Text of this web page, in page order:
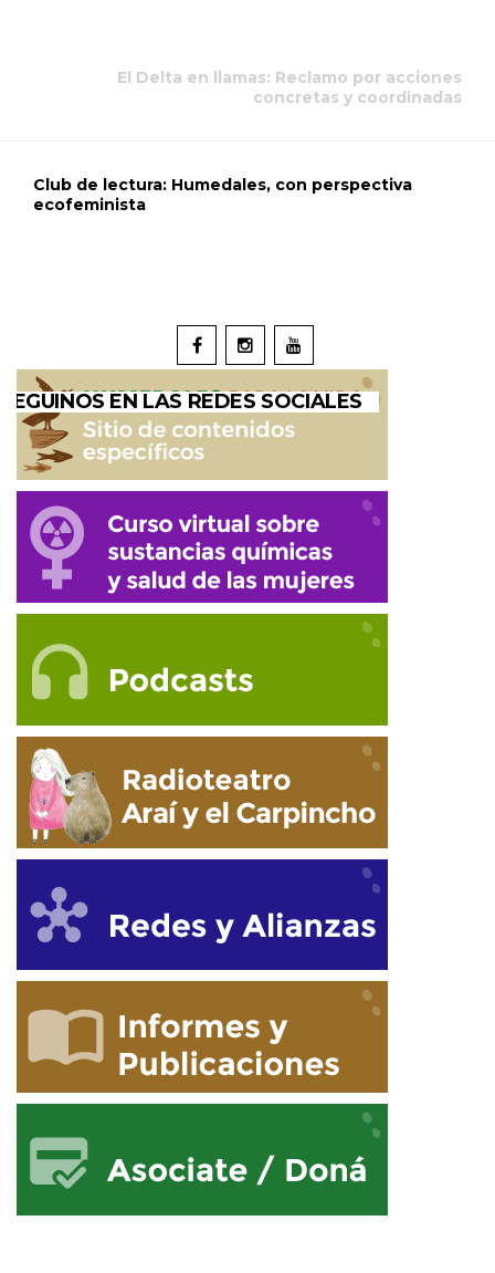
El Delta en llamas: Reclamo por acciones
concretas y coordinadas
Club de lectura: Humedales, con perspectiva
ecofeminista
SEGUINOS EN LAS REDES SOCIALES